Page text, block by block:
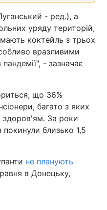
- ред.), а
уряду територій,
коктейль з трьох
вразливими
- зазначає
що 36%
багато з яких
здоров'ям. За роки
покинули близько 1,5
не планують
в Донецьку,